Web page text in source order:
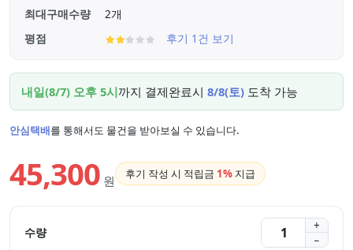
최대구매수량
2개
평점
후기 1건 보기
내일(8/7) 오후 5시까지 결제완료시 8/8(토) 도착 가능
안심택배를 통해서도 물건을 받아보실 수 있습니다.
45,300 원 후기 작성 시 적립금 1% 지급
수량